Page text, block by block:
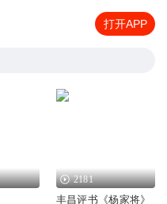
打开APP
2181
丰昌评书《杨家将》